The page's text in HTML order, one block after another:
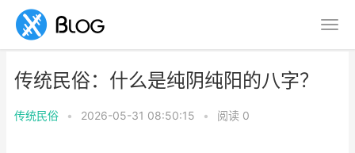
传统民俗：什么是纯阴纯阳的八字？
传统民俗 • 2026-05-31 08:50:15 • 阅读 0